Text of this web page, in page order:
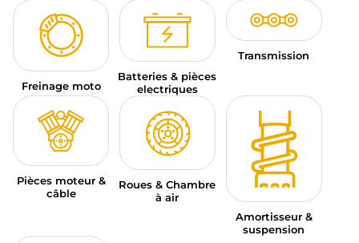
FR | EUR € — MODIFIER
MARQUES
CONSEILS
NOUS CONTACTER
Freinage moto
Batteries & pièces
electriques
Transmission
Pièces moteur &
câble
Roues & Chambre
à air
Amortisseur &
suspension